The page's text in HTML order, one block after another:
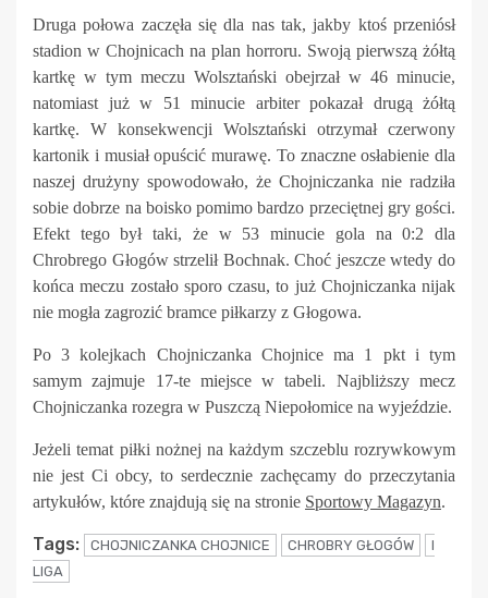
Druga połowa zaczęła się dla nas tak, jakby ktoś przeniósł
stadion w Chojnicach na plan horroru. Swoją pierwszą żółtą
kartkę w tym meczu Wolsztański obejrzał w 46 minucie,
natomiast już w 51 minucie arbiter pokazał drugą żółtą
kartkę. W konsekwencji Wolsztański otrzymał czerwony
kartonik i musiał opuścić murawę. To znaczne osłabienie dla
naszej drużyny spowodowało, że Chojniczanka nie radziła
sobie dobrze na boisko pomimo bardzo przeciętnej gry gości.
Efekt tego był taki, że w 53 minucie gola na 0:2 dla
Chrobrego Głogów strzelił Bochnak. Choć jeszcze wtedy do
końca meczu zostało sporo czasu, to już Chojniczanka nijak
nie mogła zagrozić bramce piłkarzy z Głogowa.
Po 3 kolejkach Chojniczanka Chojnice ma 1 pkt i tym
samym zajmuje 17-te miejsce w tabeli. Najbliższy mecz
Chojniczanka rozegra w Puszczą Niepołomice na wyjeździe.
Jeżeli temat piłki nożnej na każdym szczeblu rozrywkowym
nie jest Ci obcy, to serdecznie zachęcamy do przeczytania
artykułów, które znajdują się na stronie Sportowy Magazyn.
Tags: CHOJNICZANKA CHOJNICE CHROBRY GŁOGÓW
I
LIGA